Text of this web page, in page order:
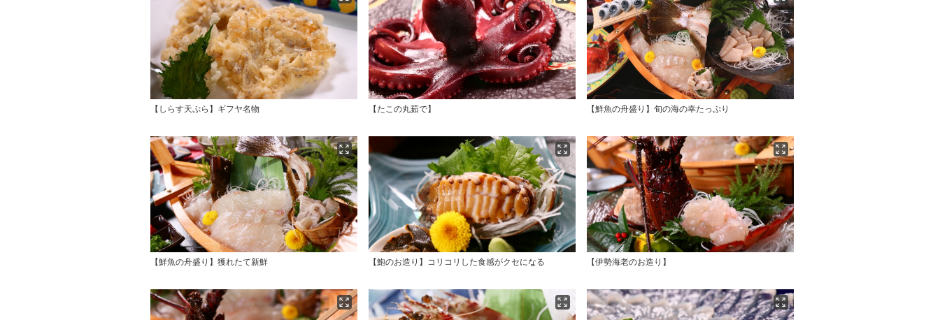
【しらす天ぷら】ギフヤ名物 【たこの丸茹で】 【鮮魚の舟盛り】旬の海の幸たっぷり
【鮮魚の舟盛り】獲れたて新鮮 【鮑のお造り】コリコリした食感がクセになる 【伊勢海老のお造り】